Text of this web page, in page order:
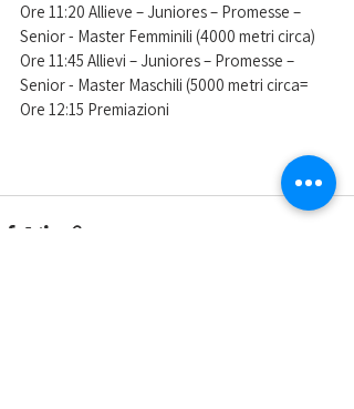
Ore 11:20 Allieve – Juniores – Promesse –
Senior - Master Femminili (4000 metri circa)
Ore 11:45 Allievi – Juniores – Promesse –
Senior - Master Maschili (5000 metri circa=
Ore 12:15 Premiazioni